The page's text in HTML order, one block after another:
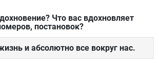
Что вас вдохновляет
постановок?
и абсолютно все вокруг нас.